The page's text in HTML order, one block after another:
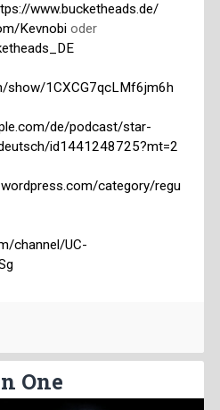
www.bucketheads.de/
Kevnobioder
show/1CXCG7qcLMf6jm6h
de/podcast/star-
id1441248725?mt=2
category/regu
channel/UC-
One